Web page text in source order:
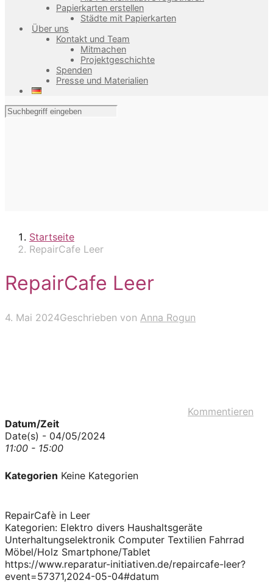
Papierkarten erstellen
Städte mit Papierkarten
Über uns
Kontakt und Team
Mitmachen
Projektgeschichte
Spenden
Presse und Materialien
Startseite
RepairCafe Leer
RepairCafe Leer
4. Mai 2024Geschrieben von Anna Rogun
Kommentieren
Datum/Zeit
Date(s) - 04/05/2024
11:00 - 15:00
Kategorien Keine Kategorien
RepairCafè in Leer
Kategorien: Elektro divers Haushaltsgeräte
Unterhaltungselektronik Computer Textilien Fahrrad
Möbel/Holz Smartphone/Tablet
https://www.reparatur-initiativen.de/repaircafe-leer?
event=57371,2024-05-04#datum